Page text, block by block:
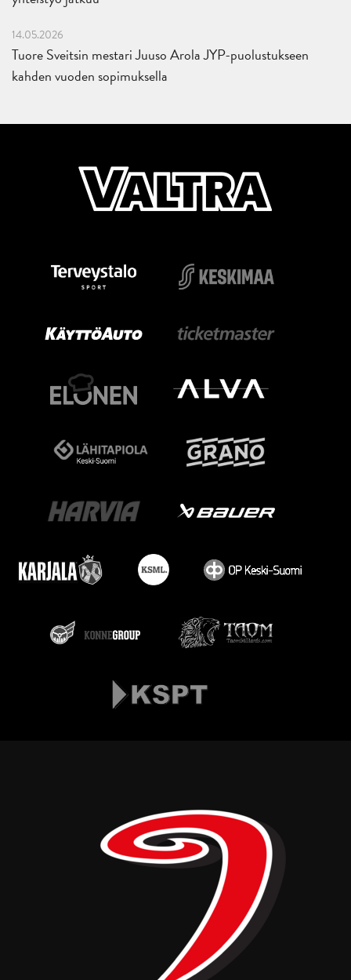
14.05.2026
Tuore Sveitsin mestari Juuso Arola JYP-puolustukseen
kahden vuoden sopimuksella